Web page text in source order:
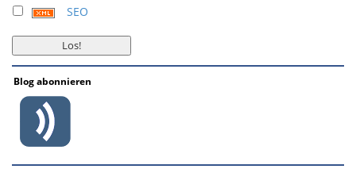
SEO
Blog abonnieren